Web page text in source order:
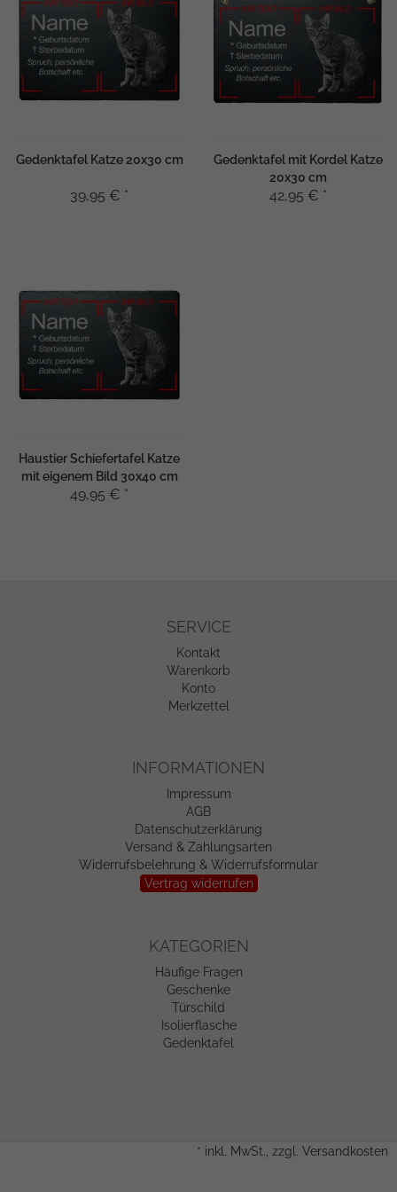
Gedenktafel Katze 20x30 cm
39,95 € *
Gedenktafel mit Kordel Katze
20x30 cm
42,95 € *
Haustier Schiefertafel Katze
mit eigenem Bild 30x40 cm
49,95 € *
SERVICE
Kontakt
Warenkorb
Konto
Merkzettel
INFORMATIONEN
Impressum
AGB
Datenschutzerklärung
Versand & Zahlungsarten
Widerrufsbelehrung & Widerrufsformular
Vertrag widerrufen
KATEGORIEN
Häufige Fragen
Geschenke
Türschild
Isolierflasche
Gedenktafel
* inkl. MwSt., zzgl. Versandkosten